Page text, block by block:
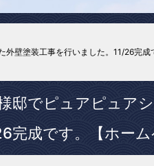
壁塗装工事を行いました。11/26完成
邸でピュアピュア
完成です。【ホーム